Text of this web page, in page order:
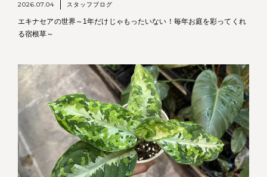
2026.07.04 スタッフブログ
エキナセアの世界～1年だけじゃもったいない！毎年お庭を彩ってくれ
る宿根草～